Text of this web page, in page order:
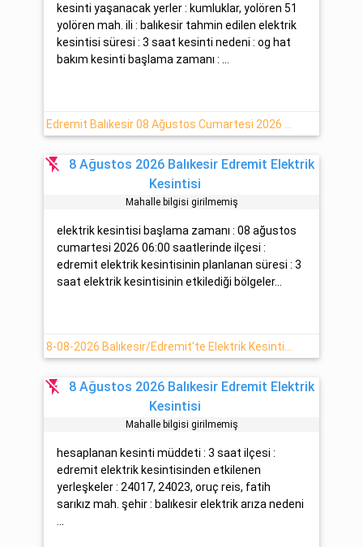
kesinti yaşanacak yerler : kumluklar, yolören 51
yolören mah. ili : balıkesir tahmin edilen elektrik
kesintisi süresi : 3 saat kesinti nedeni : og hat
bakım kesinti başlama zamanı : ...
flash_off
8 Ağustos 2026 Balıkesir Edremit Elektrik
Kesintisi
Mahalle bilgisi girilmemiş
elektrik kesintisi başlama zamanı : 08 ağustos
cumartesi 2026 06:00 saatlerinde ilçesi :
edremit elektrik kesintisinin planlanan süresi : 3
saat elektrik kesintisinin etkilediği bölgeler...
flash_off
8 Ağustos 2026 Balıkesir Edremit Elektrik
Kesintisi
Mahalle bilgisi girilmemiş
hesaplanan kesinti müddeti : 3 saat ilçesi :
edremit elektrik kesintisinden etkilenen
yerleşkeler : 24017, 24023, oruç reis, fatih
sarıkız mah. şehir : balıkesir elektrik arıza nedeni